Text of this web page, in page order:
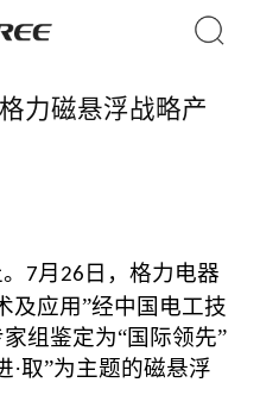
力磁悬浮战略产
7月26 日，格力电器
及应用”经中国电工技
组鉴定为“国际领先”
·取”为主题的磁悬浮